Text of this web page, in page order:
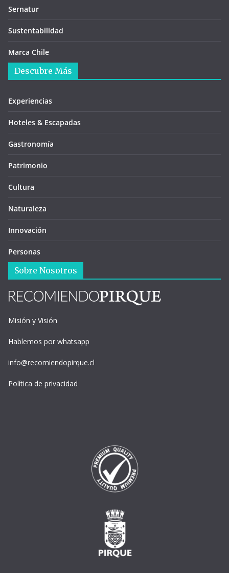
Sernatur
Sustentabilidad
Marca Chile
Descubre Más
Experiencias
Hoteles & Escapadas
Gastronomía
Patrimonio
Cultura
Naturaleza
Innovación
Personas
Sobre Nosotros
Misión y Visión
Hablemos por whatsapp
info@recomiendopirque.cl
Política de privacidad